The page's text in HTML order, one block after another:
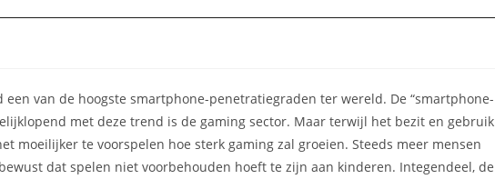
van de hoogste smartphone-penetratiegraden ter wereld. De “smartphone-
met deze trend is de gaming sector. Maar terwijl het bezit en gebruik
moeilijker te voorspelen hoe sterk gaming zal groeien. Steeds meer mensen
dat spelen niet voorbehouden hoeft te zijn aan kinderen. Integendeel, de